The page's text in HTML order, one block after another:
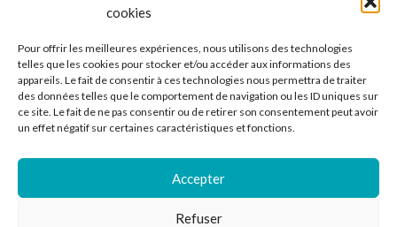
cookies
Pour offrir les meilleures expériences, nous utilisons des technologies
telles que les cookies pour stocker et/ou accéder aux informations des
appareils. Le fait de consentir à ces technologies nous permettra de traiter
des données telles que le comportement de navigation ou les ID uniques sur
ce site. Le fait de ne pas consentir ou de retirer son consentement peut avoir
un effet négatif sur certaines caractéristiques et fonctions.
Accepter
Refuser
France
Mail : contact@kilm-music.com
*TVA non applicable – article 293 B du CGI